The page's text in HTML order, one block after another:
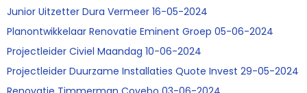
Junior Uitzetter Dura Vermeer 16-05-2024
Planontwikkelaar Renovatie Eminent Groep 05-06-2024
Projectleider Civiel Maandag 10-06-2024
Projectleider Duurzame Installaties Quote Invest 29-05-2024